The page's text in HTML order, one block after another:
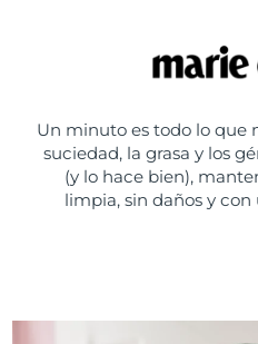
Un minuto es todo lo que
suciedad, la grasa y los
(y lo hace bien),
limpia, sin daños y